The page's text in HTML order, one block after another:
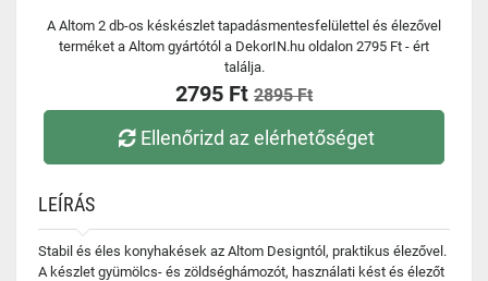
A Altom 2 db-os késkészlet tapadásmentesfelülettel és élezővel
terméket a Altom gyártótól a DekorIN.hu oldalon 2795 Ft - ért
találja.
2795 Ft 2895 Ft
Ellenőrizd az elérhetőséget
LEÍRÁS
Stabil és éles konyhakések az Altom Designtól, praktikus élezővel.
A készlet gyümölcs- és zöldséghámozót, használati kést és élezőt